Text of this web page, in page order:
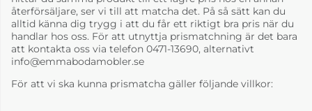
återförsäljare, ser vi till att matcha det. På så sätt kan du
alltid känna dig trygg i att du får ett riktigt bra pris när du
handlar hos oss. För att utnyttja prismatchning är det bara
att kontakta oss via telefon 0471-13690, alternativt
info@emmabodamobler.se
För att vi ska kunna prismatcha gäller följande villkor: